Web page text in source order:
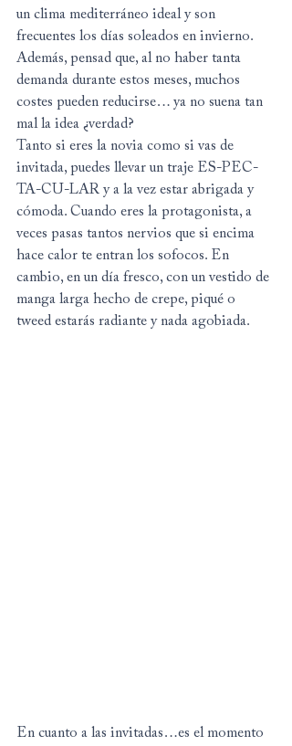
un clima mediterráneo ideal y son
frecuentes los días soleados en invierno.
Además, pensad que, al no haber tanta
demanda durante estos meses, muchos
costes pueden reducirse… ya no suena tan
mal la idea ¿verdad?
Tanto si eres la novia como si vas de
invitada, puedes llevar un traje ES-PEC-
TA-CU-LAR y a la vez estar abrigada y
cómoda. Cuando eres la protagonista, a
veces pasas tantos nervios que si encima
hace calor te entran los sofocos. En
cambio, en un día fresco, con un vestido de
manga larga hecho de crepe, piqué o
tweed estarás radiante y nada agobiada.
En cuanto a las invitadas…es el momento